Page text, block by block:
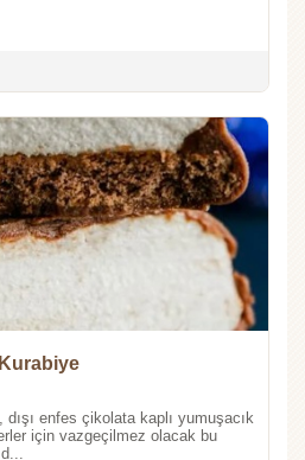
enfes çikolata kaplı yumuşacık
için vazgeçilmez olacak bu